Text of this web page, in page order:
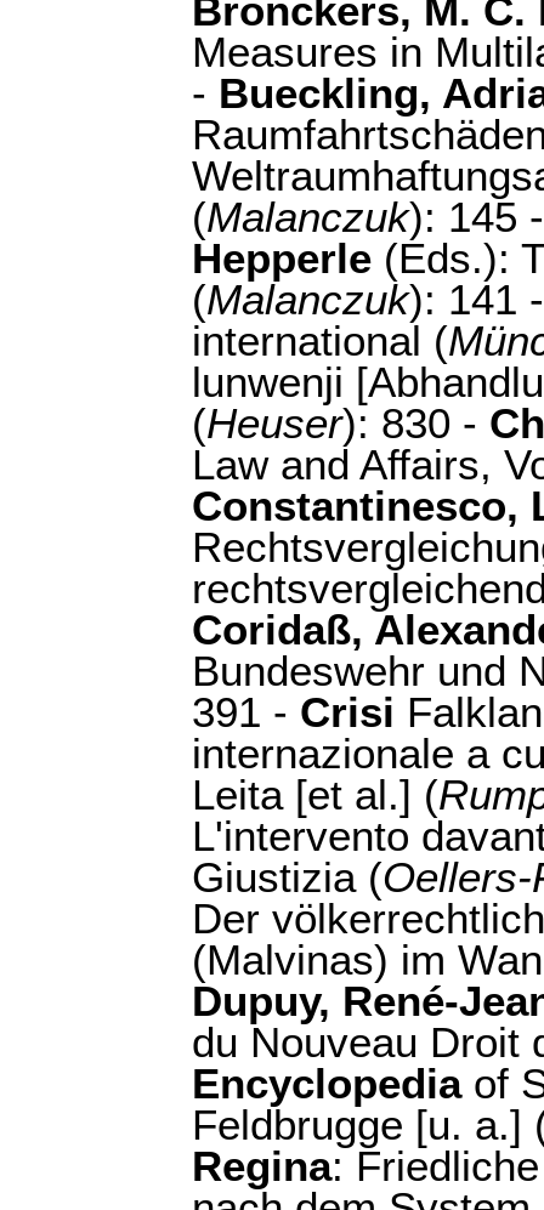
Bronckers, M. C.
Measures in
- Bueckling,
(Malanczuk): 145
Hepperle (Eds.):
(Malanczuk): 141
international (
lunwenji
(Heuser): 830 -
Law and Affairs,
Constantinesco,
Coridaß,
Bundeswehr und
391 - Crisi
internazionale a
Leita [et al.] (
L'intervento
Giustizia (Oellers-
Der
(Malvinas) im
Dupuy, René-
du Nouveau Droit
Encyclopediaof
Feldbrugge [u. a.]
Regina: